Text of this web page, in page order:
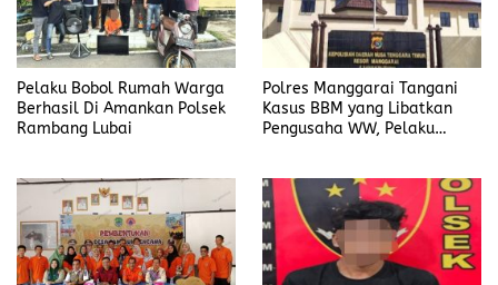
Pelaku Bobol Rumah Warga
Berhasil Di Amankan Polsek
Rambang Lubai
Polres Manggarai Tangani
Kasus BBM yang Libatkan
Pengusaha WW, Pelaku